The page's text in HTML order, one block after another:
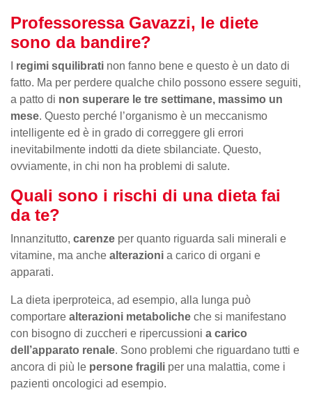
Professoressa Gavazzi, le diete
sono da bandire?
regimi squilibrati non fanno bene e questo è un dato di
fatto. Ma per perdere qualche chilo possono essere seguiti,
a patto di non superare le tre settimane, massimo un
mese. Questo perché l’organismo è un meccanismo
intelligente ed è in grado di correggere gli errori
inevitabilmente indotti da diete sbilanciate. Questo,
ovviamente, in chi non ha problemi di salute.
Quali sono i rischi di una dieta fai
da te?
Innanzitutto, carenze per quanto riguarda sali minerali e
vitamine, ma anche alterazioni a carico di organi e
apparati.
La dieta iperproteica, ad esempio, alla lunga può
comportare alterazioni metaboliche che si manifestano
con bisogno di zuccheri e ripercussioni a carico
dell’apparato renale. Sono problemi che riguardano tutti e
ancora di più le persone fragili per una malattia, come i
pazienti oncologici ad esempio.